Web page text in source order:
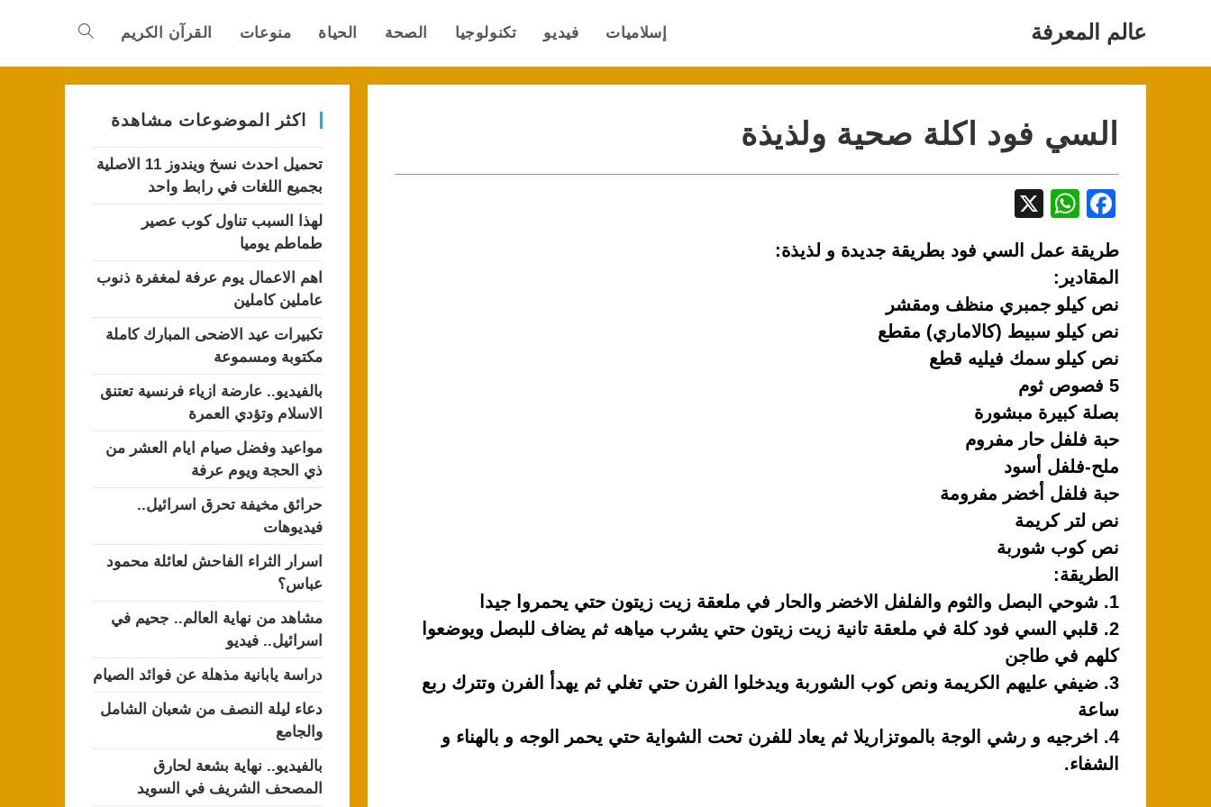
عالم المعرفة إسلاميات فيديو تكنولوجيا الصحة الحياة منوعات القرآن الكريم Toggle
السي فود اكلة صحية ولذيذة
F
c
e
b
o
o
k
W
at
A
p
p
طريقة عمل السي فود بطريقة جديدة و لذيذة:
المقادير:
نص كيلو جمبري منظف ومقشر
نص كيلو سبيط (كالاماري) مقطع
نص كيلو سمك فيليه قطع
5 فصوص ثوم
بصلة كبيرة مبشورة
حبة فلفل حار مفروم
ملح-فلفل أسود
حبة فلفل أخضر مفرومة
نص لتر كريمة
نص كوب شوربة
الطريقة:
1. شوحي البصل والثوم والفلفل الاخضر والحار في ملعقة زيت زيتون حتي يحمروا جيدا
2. قلبي السي فود كلة في ملعقة تانية زيت زيتون حتي يشرب مياهه ثم يضاف للبصل ويوضعوا
كلهم في طاجن
3. ضيفي عليهم الكريمة ونص كوب الشوربة ويدخلوا الفرن حتي تغلي ثم يهدأ الفرن وتترك ربع
ساعة
4. اخرجيه و رشي الوجة بالموتزاريلا ثم يعاد للفرن تحت الشواية حتي يحمر الوجه و بالهناء و
الشفاء.
اكثر الموضوعات مشاهدة
تحميل احدث نسخ ويندوز 11 الاصلية
بجميع اللغات في رابط واحد
لهذا السبب تناول كوب عصير
طماطم يوميا
اهم الاعمال يوم عرفة لمغفرة ذنوب
عاملين كاملين
تكبيرات عيد الاضحى المبارك كاملة
مكتوبة ومسموعة
بالفيديو.. عارضة ازياء فرنسية تعتنق
الاسلام وتؤدي العمرة
مواعيد وفضل صيام ايام العشر من
ذي الحجة ويوم عرفة
حرائق مخيفة تحرق اسرائيل..
فيديوهات
اسرار الثراء الفاحش لعائلة محمود
عباس؟
مشاهد من نهاية العالم.. جحيم في
اسرائيل.. فيديو
دراسة يابانية مذهلة عن فوائد الصيام
دعاء ليلة النصف من شعبان الشامل
والجامع
بالفيديو.. نهاية بشعة لحارق
المصحف الشريف في السويد